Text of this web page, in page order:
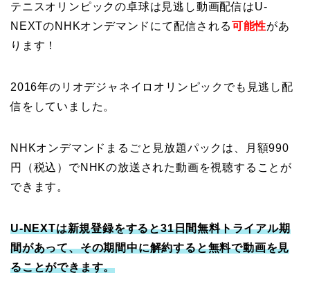
テニスオリンピックの卓球は見逃し動画配信はU-
NEXTのNHKオンデマンドにて配信される可能性があ
ります！
2016年のリオデジャネイロオリンピックでも見逃し配
信をしていました。
NHKオンデマンドまるごと見放題パックは、月額990
円（税込）でNHKの放送された動画を視聴することが
できます。
U-NEXTは新規登録をすると31日間無料トライアル期
間があって、その期間中に解約すると無料で動画を見
ることができます。